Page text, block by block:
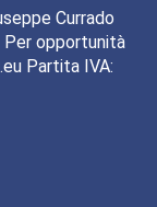
Currado
Per opportunità
Partita IVA: